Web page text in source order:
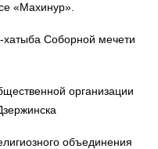
«Махинур».
Соборной мечети
организации
объединения